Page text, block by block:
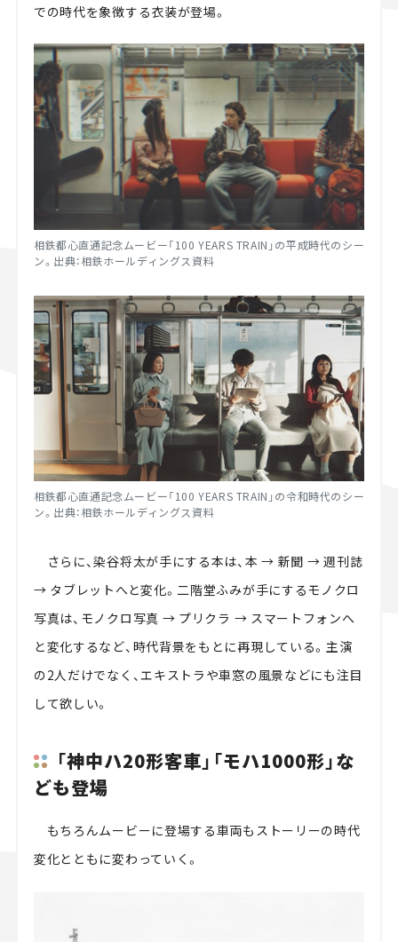
での時代を象徴する衣装が登場。
相鉄都心直通記念ムービー「100 YEARS TRAIN」の平成時代のシー
ン。出典：相鉄ホールディングス資料
相鉄都心直通記念ムービー「100 YEARS TRAIN」の令和時代のシー
ン。出典：相鉄ホールディングス資料
さらに、染谷将太が手にする本は、本 → 新聞 → 週刊誌
→ タブレットへと変化。二階堂ふみが手にするモノクロ
写真は、モノクロ写真 → プリクラ → スマートフォンへ
と変化するなど、時代背景をもとに再現している。主演
の2人だけでなく、エキストラや車窓の風景などにも注目
して欲しい。
「神中ハ20形客車」「モハ1000形」な
ども登場
もちろんムービーに登場する車両もストーリーの時代
変化とともに変わっていく。